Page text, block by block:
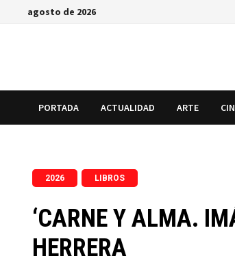
Saltaragosto de 2026
PORTADA ACTUALIDAD ARTE
2026 LIBROS
‘CARNE Y ALMA.
HERRERA